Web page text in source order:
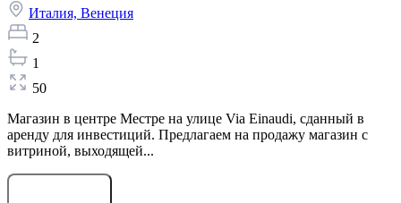
Италия, Венеция
2
1
50
Магазин в центре Местре на улице Via Einaudi, сданный в
аренду для инвестиций. Предлагаем на продажу магазин с
витриной, выходящей...